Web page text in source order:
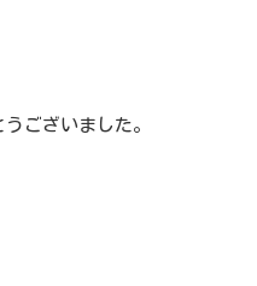
ございました。